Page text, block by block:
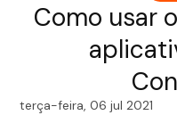
Como usar
terça-feira, 06 jul 2021